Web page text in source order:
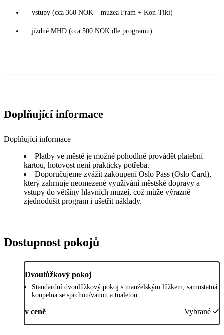
vstupy (cca 360 NOK – muzea Fram + Kon-Tiki)
jízdné MHD (cca 500 NOK dle programu)
Doplňující informace
Doplňující informace
Platby ve městě je možné pohodlně provádět platební
kartou, hotovost není prakticky potřeba.
Doporučujeme zvážit zakoupení Oslo Pass (Oslo Card),
který zahrnuje neomezené využívání městské dopravy a
vstupy do většiny hlavních muzeí, což může výrazně
zjednodušit program i ušetřit náklady.
Dostupnost pokojů
Dvoulůžkový pokoj
Standardní dvoulůžkový pokoj s manželským lůžkem, samostatná
koupelna se sprchou/vanou a toaletou.
v ceně Vybrané